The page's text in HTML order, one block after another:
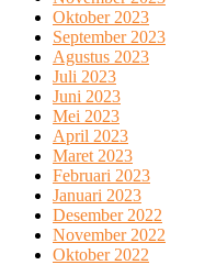
Oktober 2023
September 2023
Agustus 2023
Juli 2023
Juni 2023
Mei 2023
April 2023
Maret 2023
Februari 2023
Januari 2023
Desember 2022
November 2022
Oktober 2022